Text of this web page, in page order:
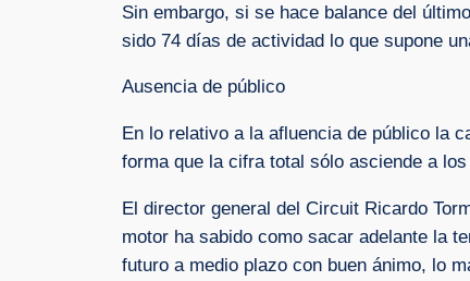
Sin embargo, si se hace balance del
sido 74 días de actividad lo que supone
Ausencia de público
En lo relativo a la afluencia de público la
forma que la cifra total sólo asciende a
El director general del Circuit Ricardo
motor ha sabido como sacar adelante la
futuro a medio plazo con buen ánimo, lo